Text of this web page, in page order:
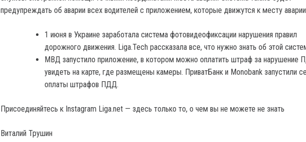
предупреждать об аварии всех водителей с приложением, которые движутся к месту
1 июня в Украине заработала система фотовидеофиксации нарушения правил
дорожного движения. Liga.Tech рассказала все, что нужно знать об этой
МВД запустило приложение, в котором можно оплатить штраф за нарушение
увидеть на карте, где размещены камеры. ПриватБанк и Monobank запустили
оплаты штрафов ПДД.
Присоединяйтесь к Instagram Liga.net — здесь только то, о чем вы не можете не знать
Виталий Трушин